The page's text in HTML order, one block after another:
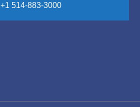
+1 514-883-3000